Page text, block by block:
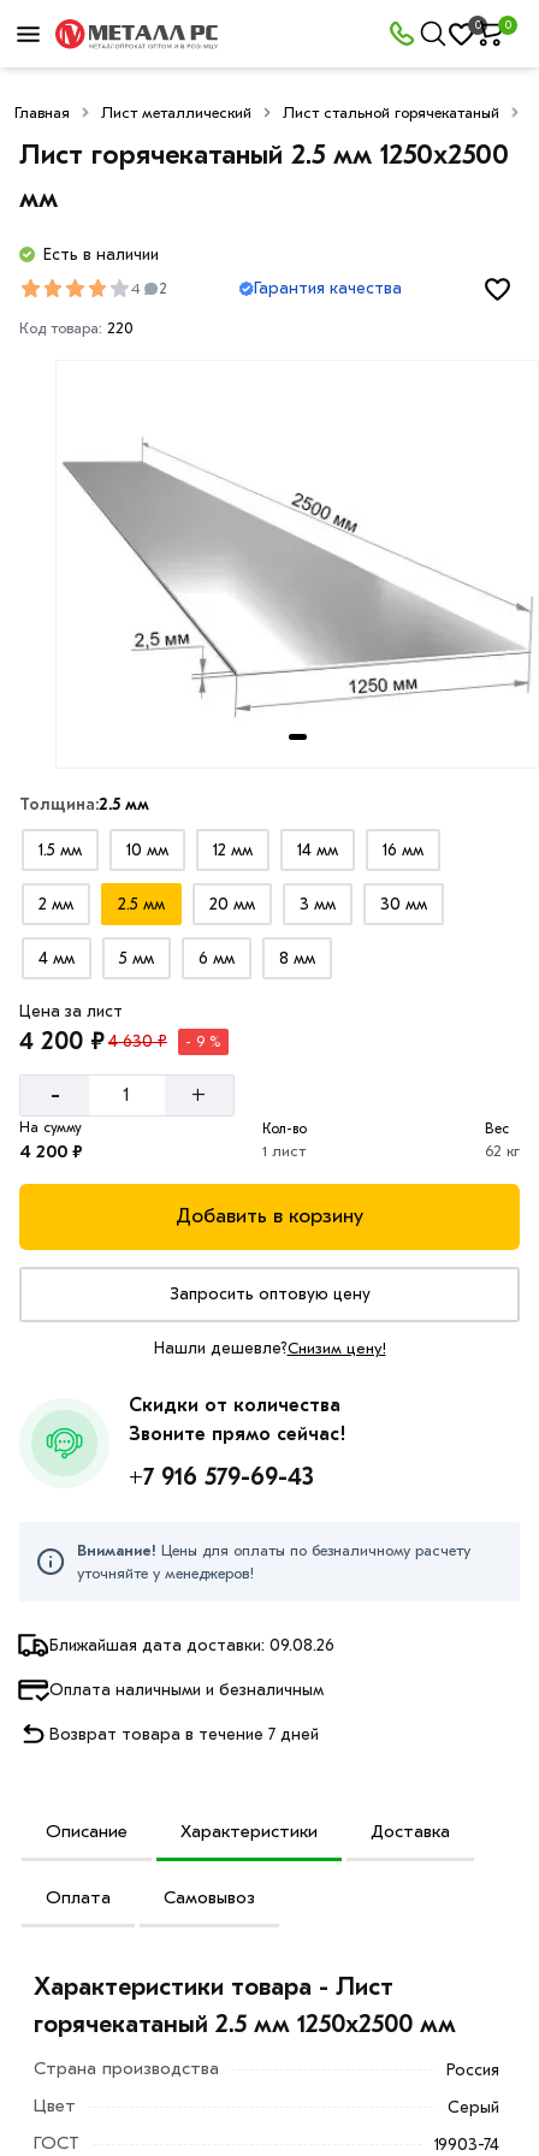
0 0
Главная Лист металлический Лист стальной горячекатаный
Лист горячекатаный 2.5 мм 1250х2500
мм
Есть в наличии
4 2 Гарантия качества
Код товара: 220
Толщина:2.5 мм
1.5 мм 10 мм 12 мм 14 мм 16 мм
2 мм 2.5 мм 20 мм 3 мм 30 мм
4 мм 5 мм 6 мм 8 мм
Ближайшая дата доставки: 09.08.26
Оплата наличными и безналичным
Возврат товара в течение 7 дней
Цена за лист
4 200 ₽4 630 ₽ - 9 %
- +
На сумму
4 200 ₽
Кол-во
1 лист
Вес
62 кг
Добавить в корзину
Запросить оптовую цену
Нашли дешевле?Снизим цену!
Скидки от количества
Звоните прямо сейчас!
+7 916 579-69-43
Внимание! Цены для оплаты по безналичному расчету
уточняйте у менеджеров!
Описание Характеристики Доставка
Оплата Самовывоз
Характеристики товара - Лист
горячекатаный 2.5 мм 1250х2500 мм
Страна производства Россия
Цвет Серый
ГОСТ 19903-74